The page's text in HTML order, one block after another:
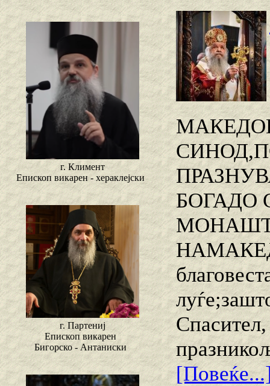
г. Климент
Епископ викарен - хераклејски
г. Партениј
Епископ викарен
Бигорско - Антаниски
БОГАДО